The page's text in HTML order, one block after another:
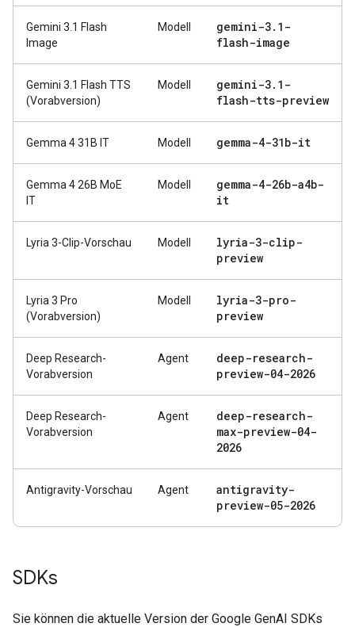
Gemini 3.1 Flash
Image
Modell gemini-3. 1-
flash-image
Gemini 3.1 Flash TTS
(Vorabversion)
Modell gemini-3. 1-
flash-tts-preview
Gemma 4 31B IT Modell gemma-4-31b-it
Gemma 4 26B MoE
IT
Modell
gemma-4-26b-a4b-
it
Lyria 3-Clip-Vorschau Modell
lyria-3-clip-
preview
Lyria 3 Pro
(Vorabversion)
Modell
lyria-3-pro-
preview
Deep Research-
Vorabversion
Agent
deep-research-
preview-04-2026
Deep Research-
Vorabversion
Agent
deep-research-
max-preview-04-
2026
Antigravity-Vorschau Agent
antigravity-
preview-05-2026
SDKs
Sie können die aktuelle Version der Google GenAI SDKs